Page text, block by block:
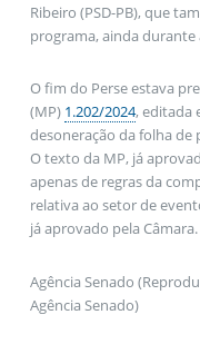
Ribeiro (PSD-PB), que
programa, ainda durante
O fim do Perse estava
(MP) 1.202/2024, editada
desoneração da folha de
O texto da MP, já
apenas de regras da
relativa ao setor de
já aprovado pela Câmara.
Agência Senado
Agência Senado)